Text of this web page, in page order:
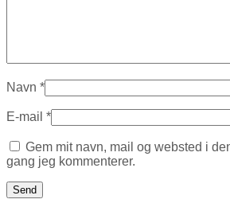
Navn *
E-mail *
Gem mit navn, mail og websted i
gang jeg kommenterer.